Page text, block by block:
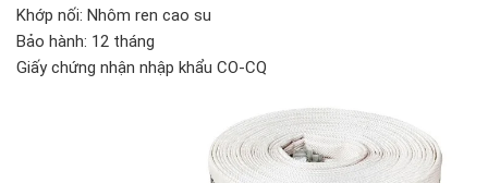
Khớp nối: Nhôm ren cao su
Bảo hành: 12 tháng
Giấy chứng nhận nhập khẩu CO-CQ